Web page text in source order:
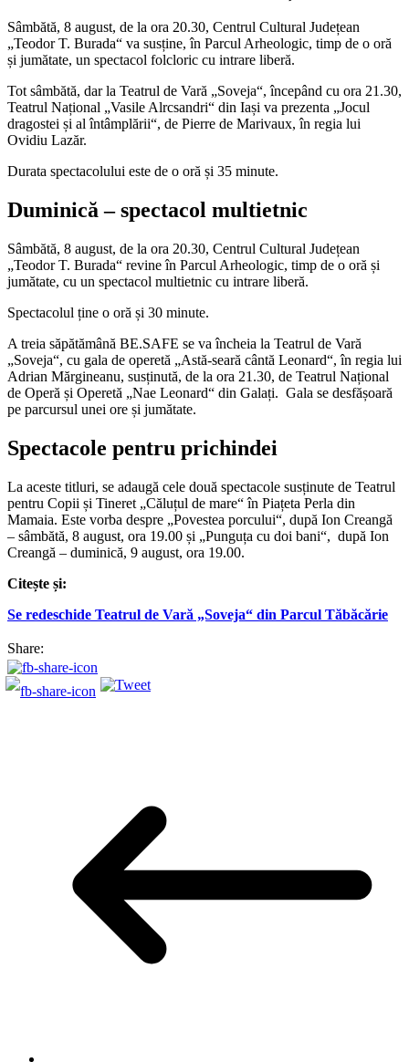
Sâmbătă, 8 august, de la ora 20.30, Centrul Cultural Județean
„Teodor T. Burada“ va susține, în Parcul Arheologic, timp de o oră
și jumătate, un spectacol folcloric cu intrare liberă.
Tot sâmbătă, dar la Teatrul de Vară „Soveja“, începând cu ora 21.30,
Teatrul Național „Vasile Alrcsandri“ din Iași va prezenta „Jocul
dragostei și al întâmplării“, de Pierre de Marivaux, în regia lui
Ovidiu Lazăr.
Durata spectacolului este de o oră și 35 minute.
Duminică – spectacol multietnic
Sâmbătă, 8 august, de la ora 20.30, Centrul Cultural Județean
„Teodor T. Burada“ revine în Parcul Arheologic, timp de o oră și
jumătate, cu un spectacol multietnic cu intrare liberă.
Spectacolul ține o oră și 30 minute.
A treia săpătămână BE.SAFE se va încheia la Teatrul de Vară
„Soveja“, cu gala de operetă „Astă-seară cântă Leonard“, în regia lui
Adrian Mărgineanu, susținută, de la ora 21.30, de Teatrul Național
de Operă și Operetă „Nae Leonard“ din Galați. Gala se desfășoară
pe parcursul unei ore și jumătate.
Spectacole pentru prichindei
La aceste titluri, se adaugă cele două spectacole susținute de Teatrul
pentru Copii și Tineret „Căluțul de mare“ în Piațeta Perla din
Mamaia. Este vorba despre „Povestea porcului“, după Ion Creangă
– sâmbătă, 8 august, ora 19.00 și „Punguța cu doi bani“, după Ion
Creangă – duminică, 9 august, ora 19.00.
Citește și:
Se redeschide Teatrul de Vară „Soveja“ din Parcul Tăbăcărie
Share: